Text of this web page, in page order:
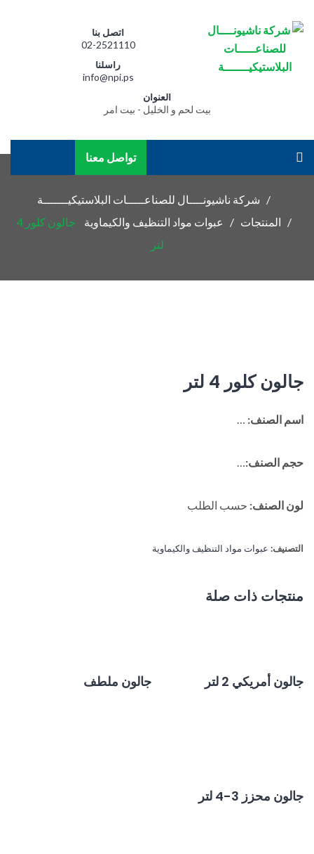
اتصل بنا
02-2521110
راسلنا
info@npi.ps
العنوان
بيت لحم و الخليل - بيت امر
تواصل معنا
شركة ناشيونــــال للصناعـــــات البلاستيكيـــــــة
المنتجات
عبوات مواد التنظيف والكيماوية
جالون كلور 4
لتر
جالون كلور 4 لتر
اسم الصنف: …
حجم الصنف:…
لون الصنف: حسب الطلب
التصنيف: عبوات مواد التنظيف والكيماوية
منتجات ذات صلة
جالون أمريكي 2 لتر جالون ملطف
جالون محزز 3-4 لتر